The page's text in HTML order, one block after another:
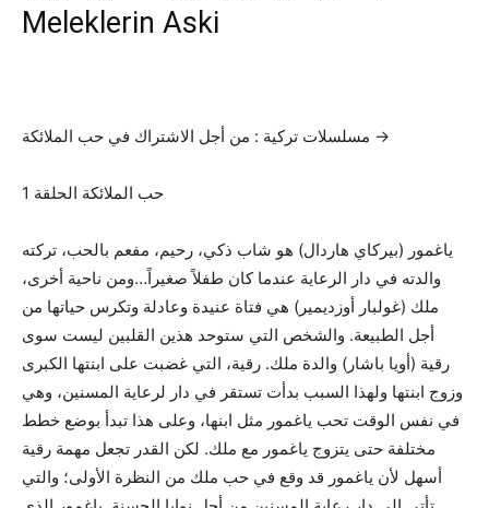
Meleklerin Aski
مسلسلات تركية : من أجل الاشتراك في حب الملائكة →
حب الملائكة الحلقة 1
ياغمور (بيركاي هاردال) هو شاب ذكي، رحيم، مفعم بالحب، تركته
والدته في دار الرعاية عندما كان طفلاً صغيراً…ومن ناحية أخرى،
ملك (غولبار أوزديمير) هي فتاة عنيدة وعادلة وتكرس حياتها من
أجل الطبيعة. والشخص التي ستوحد هذين القلبين ليست سوى
رقية (أويا باشار) والدة ملك. رقية، التي غضبت على ابنتها الكبرى
وزوج ابنتها ولهذا السبب بدأت تستقر في دار لرعاية المسنين، وهي
في نفس الوقت تحب ياغمور مثل ابنها، وعلى هذا تبدأ بوضع خطط
مختلفة حتى يتزوج ياغمور مع ملك. لكن القدر تجعل مهمة رقية
أسهل لأن ياغمور قد وقع في حب ملك من النظرة الأولى؛ والتي